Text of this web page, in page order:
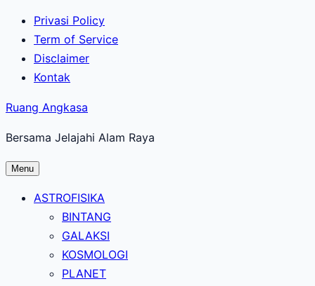
Lewati
konten
utama
Privasi Policy
Term of Service
Disclaimer
Kontak
Ruang Angkasa
Bersama Jelajahi Alam Raya
Menu
ASTROFISIKA
BINTANG
GALAKSI
KOSMOLOGI
PLANET